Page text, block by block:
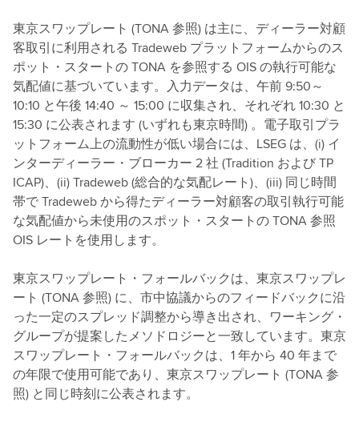
東京スワップレート (TONA 参照) は主に、ディーラー対顧
客取引に利用される Tradeweb プラットフォームからのス
ポット・スタートの TONA を参照する OIS の執行可能な
気配値に基づいています。入力データは、午前 9:50～
10:10 と午後 14:40 ～ 15:00 に収集され、それぞれ 10:30 と
15:30 に公表されます (いずれも東京時間) 。電子取引プラ
ットフォーム上の流動性が低い場合には、LSEG は、(i) イ
ンターディーラー・ブローカー 2 社 (Tradition および TP
ICAP)、(ii) Tradeweb (総合的な気配レート)、(iii) 同じ時間
帯で Tradeweb から得たディーラー対顧客の取引執行可能
な気配値から未使用のスポット・スタートの TONA 参照
OIS レートを使用します。
東京スワップレート・フォールバックは、東京スワップレ
ート (TONA 参照) に、市中協議からのフィードバックに沿
った一定のスプレッド調整から導き出され、ワーキング・
グループが提案したメソドロジーと一致しています。東京
スワップレート・フォールバックは、1 年から 40 年まで
の年限で使用可能であり、東京スワップレート (TONA 参
照) と同じ時刻に公表されます。